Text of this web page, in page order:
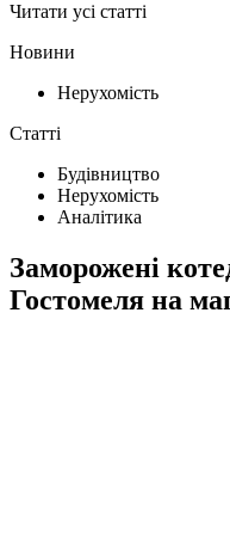
Читати усі статті
Новини
Нерухомість
Статті
Будівництво
Нерухомість
Аналітика
Заморожені
Гостомеля на